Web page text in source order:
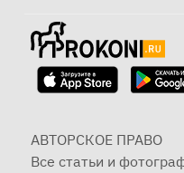
АВТОРСКОЕ ПРАВО
Все статьи и